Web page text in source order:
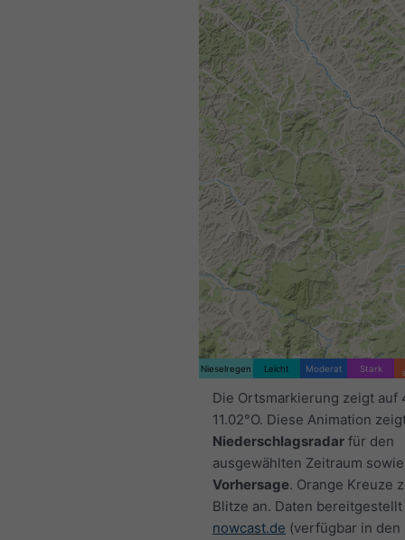
Nieselregen Leicht Moderat Stark
Die Ortsmarkierung zeigt auf
11.02°O. Diese Animation
Niederschlagsradar für den
ausgewählten Zeitraum
Vorhersage. Orange Kreuze
Blitze an. Daten
nowcast.de (verfügbar in den